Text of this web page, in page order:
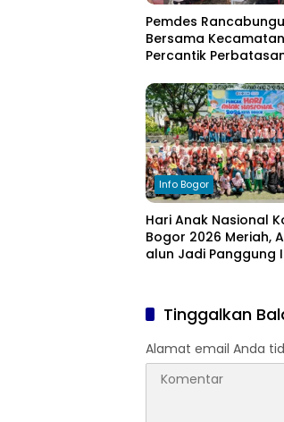
Pemdes
Bersama Kecamatan
Percantik
Putih Sambut HUT RI
Info Bogor
Hari Anak Nasional
Bogor 2026 Meriah,
alun Jadi Panggung
Tinggalkan
Alamat email Anda